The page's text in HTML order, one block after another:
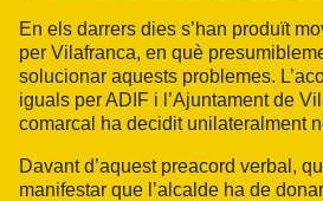
En els darrers dies s’han produït
per Vilafranca, en què
solucionar aquests problemes.
iguals per ADIF i l’Ajuntament de
comarcal ha decidit unilateralment
Davant d’aquest preacord verbal,
manifestar que l’alcalde ha de